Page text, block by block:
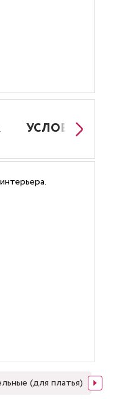
УСЛОВИЯ РАБОТЫ
(для платья)